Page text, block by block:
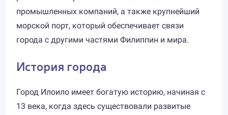
промышленных компаний, а также крупнейший
морской порт, который обеспечивает связи
города с другими частями Филиппин и мира.
История города
Город Илоило имеет богатую историю, начиная с
13 века, когда здесь существовали развитые